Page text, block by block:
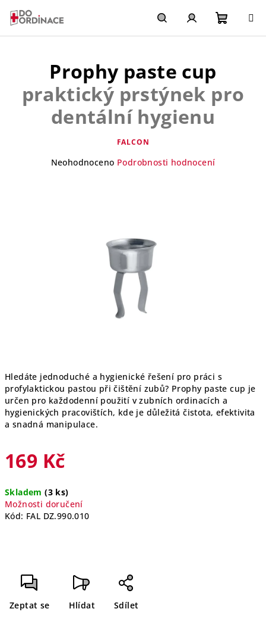
obsah
HledatPřihlášení
Hledáte jednoduché a hygienické řešení pro práci s
profylaktickou pastou při čištění zubů? Prophy paste cup je
určen pro každodenní použití v zubních ordinacích a
hygienických pracovištích, kde je důležitá čistota, efektivita
a snadná manipulace.
169 Kč
cena:
Skladem(3 ks)
Možnosti doručení
Kód: FAL DZ.990.010
Zeptat se Hlídat Sdílet
Prophy paste cup
praktický prstýnek pro
dentální hygienu
FALCON
Průměrné
Neohodnoceno Podrobnosti hodnocení